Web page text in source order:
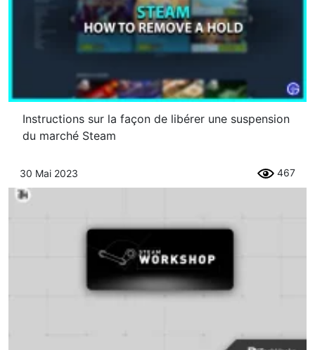
Instructions sur la façon de libérer une suspension
du marché Steam
30 Mai 2023 467